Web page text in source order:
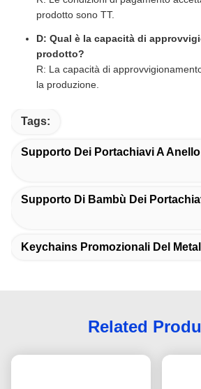
prodotto sono TT.
D: Qual è la capacità di
prodotto?
R: La capacità di
la produzione.
Tags:
Supporto Dei Portachiavi A
Supporto Di Bambù Dei
Keychains Promozionali Del
Related